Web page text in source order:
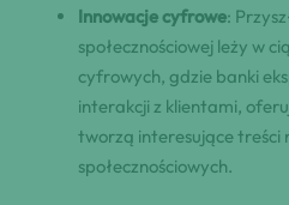
Innowacje cyfrowe:
społecznościowej leży w
cyfrowych, gdzie banki
interakcji z klientami,
tworzą interesujące
społecznościowych.